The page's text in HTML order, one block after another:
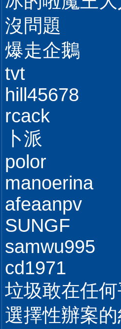
沒問題
爆走企鵝
tvt
hill45678
rcack
卜派
polor
manoerina
afeaanpv
SUNGF
samwu995
cd1971
垃圾敢在任
選擇性辦案